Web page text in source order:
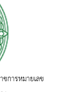
การหมายเลข